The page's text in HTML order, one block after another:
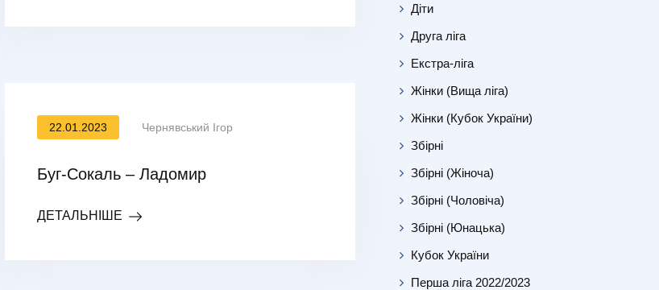
22.01.2023 Чернявський Ігор
Буг-Сокаль – Ладомир
ДЕТАЛЬНІШЕ
Діти
Друга ліга
Екстра-ліга
Жінки (Вища ліга)
Жінки (Кубок України)
Збірні
Збірні (Жіноча)
Збірні (Чоловіча)
Збірні (Юнацька)
Кубок України
Перша ліга 2022/2023